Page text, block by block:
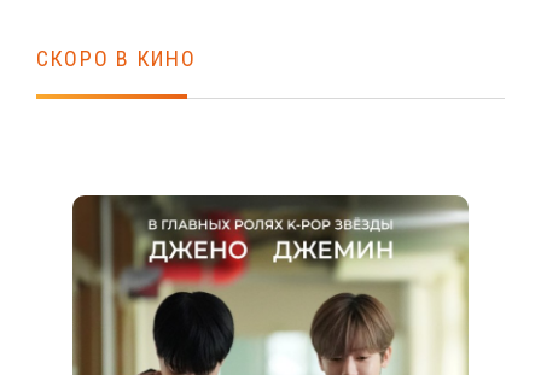
СКОРО В КИНО